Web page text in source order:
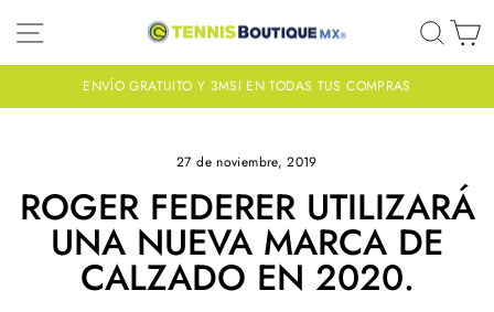
directamente
al
NAVEGACIÓN
ENVÍO GRATUITO Y 3MSI EN TODAS TUS COMPRAS
27 de noviembre, 2019
ROGER FEDERER UTILIZARÁ
UNA NUEVA MARCA DE
CALZADO EN 2020.